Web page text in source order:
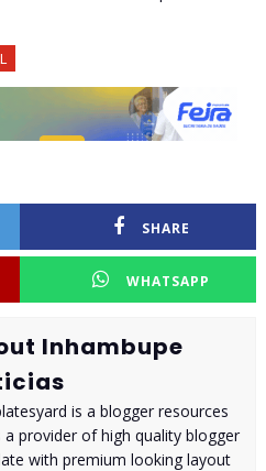
SHARE
WHATSAPP
Inhambupe
is a blogger resources
a provider of high quality blogger
with premium looking layout